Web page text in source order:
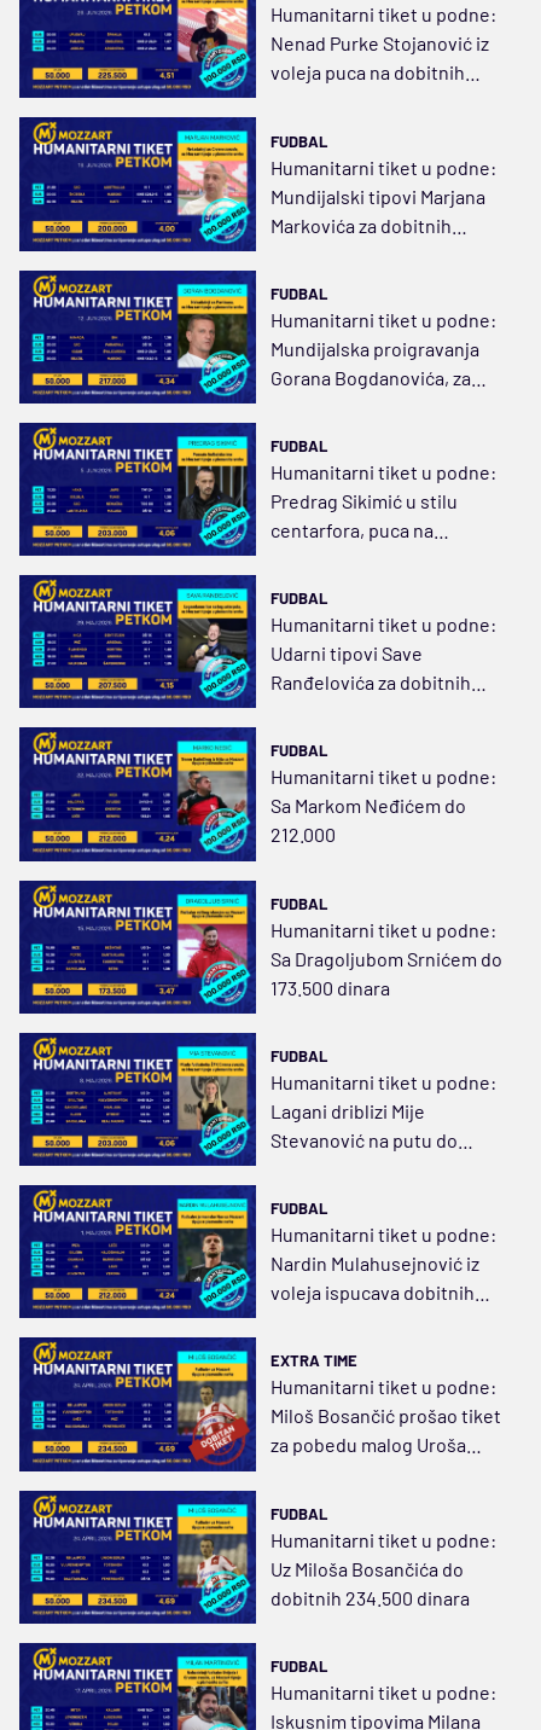
Humanitarni tiket u podne:
Nenad Purke Stojanović iz
voleja puca na dobitnih
FUDBAL
Humanitarni tiket u podne:
Mundijalski tipovi Marjana
Markovića za dobitnih
FUDBAL
Humanitarni tiket u podne:
Mundijalska proigravanja
Gorana Bogdanovića, za
FUDBAL
Humanitarni tiket u podne:
Predrag Sikimić u stilu
centarfora, puca na
FUDBAL
Humanitarni tiket u podne:
Udarni tipovi Save
Ranđelovića za dobitnih
FUDBAL
Humanitarni tiket u podne:
Sa Markom Neđićem do
212.000
FUDBAL
Humanitarni tiket u podne:
Sa Dragoljubom Srnićem do
173.500 dinara
FUDBAL
Humanitarni tiket u podne:
Lagani driblizi Mije
Stevanović na putu do
FUDBAL
Humanitarni tiket u podne:
Nardin Mulahusejnović iz
voleja ispucava dobitnih
EXTRA TIME
Humanitarni tiket u podne:
Miloš Bosančić prošao tiket
za pobedu malog Uroša
FUDBAL
Humanitarni tiket u podne:
Uz Miloša Bosančića do
dobitnih 234.500 dinara
FUDBAL
Humanitarni tiket u podne:
Iskusnim tipovima Milana